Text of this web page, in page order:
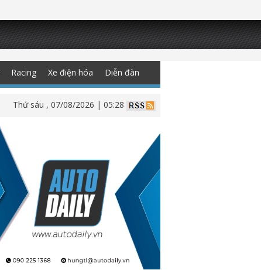
Racing Xe điện hóa Diễn đàn
Thứ sáu , 07/08/2026 | 05:28